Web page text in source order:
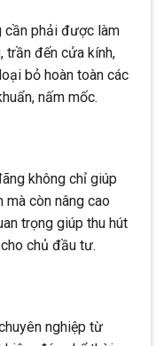
cần phải được làm
trần đến cửa kính,
bỏ hoàn toàn các
nấm mốc.
không chỉ giúp
còn nâng cao
trọng giúp thu hút
chủ đầu tư.
nghiệp từ